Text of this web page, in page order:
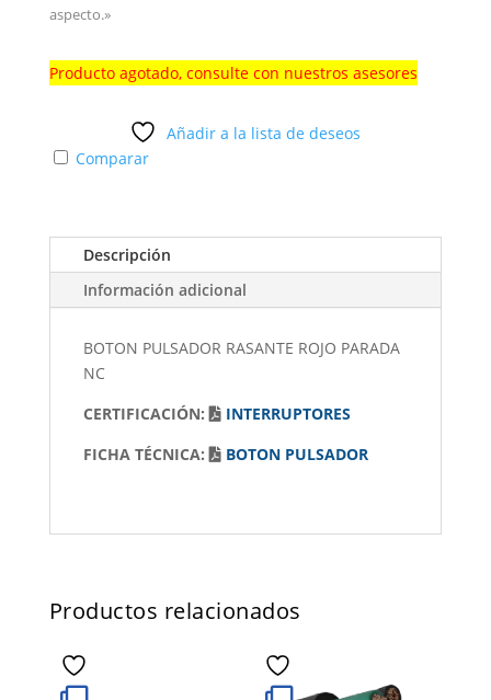
aspecto.»
Producto agotado, consulte con nuestros asesores
Añadir a la lista de deseos
Comparar
Descripción
Información adicional
BOTON PULSADOR RASANTE ROJO PARADA
NC
CERTIFICACIÓN:
INTERRUPTORES
FICHA TÉCNICA:
BOTON PULSADOR
Productos relacionados